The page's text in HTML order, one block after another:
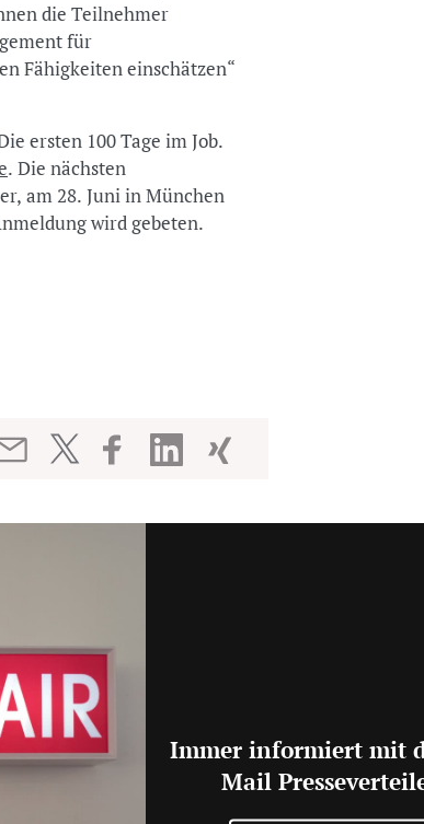
die Teilnehmer
für
Fähigkeiten einschätzen“
ersten 100 Tage im Job.
. Die nächsten
am 28. Juni in München
wird gebeten.
Immer informiert mit
Mail